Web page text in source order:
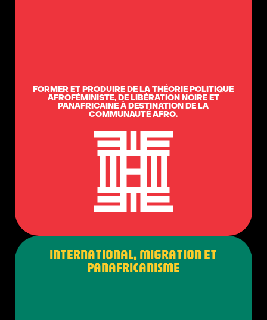
FORMER ET PRODUIRE DE LA THÉORIE POLITIQUE
AFROFÉMINISTE, DE LIBÉRATION NOIRE ET
PANAFRICAINE À DESTINATION DE LA
COMMUNAUTÉ AFRO.
INTERNATIONAL, MIGRATION ET
PANAFRICANISME